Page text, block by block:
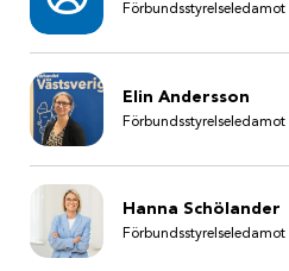
Förbundsstyrelseledamot
Elin Andersson
Förbundsstyrelseledamot
Hanna Schölander
Förbundsstyrelseledamot